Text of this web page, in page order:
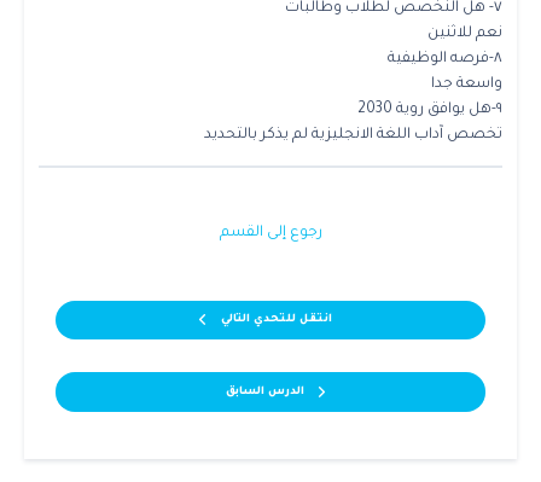
٧- هل النخصص لطلاب وطالبات
نعم للاثنين
٨-فرصه الوظيفية
واسعة جدا
٩-هل يوافق روية 2030
تخصص آداب اللغة الانجليزية لم يذكر بالتحديد
الدرس السابق
رجوع إلى القسم
انتقل للتحدي التالي